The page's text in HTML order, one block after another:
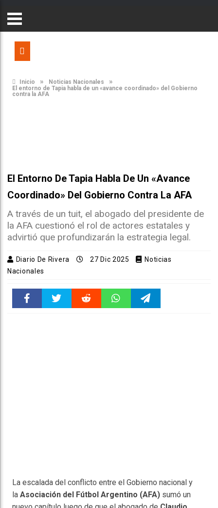
Inicio » Noticias Nacionales »
El entorno de Tapia habla de un «avance coordinado» del Gobierno
contra la AFA
El Entorno De Tapia Habla De Un «avance
Coordinado» Del Gobierno Contra La AFA
A través de un tuit, el abogado del presidente de
la AFA cuestionó el rol de actores estatales y
advirtió que profundizarán la estrategia legal.
Diario De Rivera 27 Dic 2025
Noticias
Nacionales
La escalada del conflicto entre el Gobierno nacional y
la Asociación del Fútbol Argentino (AFA) sumó un